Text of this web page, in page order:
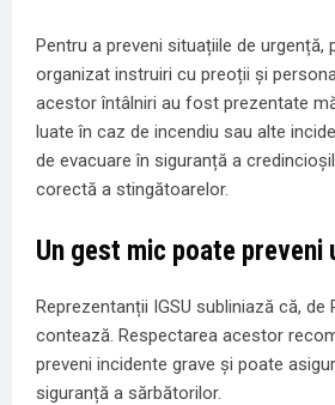
Pentru a preveni situațiile de urgență,
organizat instruiri cu preoții și
acestor întâlniri au fost prezentate
luate în caz de incendiu sau alte
de evacuare în siguranță a
corectă a stingătoarelor.
Un gest mic poate preveni
Reprezentanții IGSU subliniază că,
contează. Respectarea acestor
preveni incidente grave și poate
siguranță a sărbătorilor.